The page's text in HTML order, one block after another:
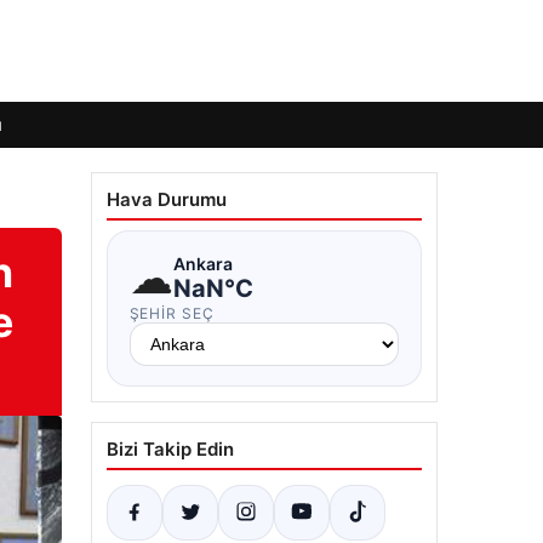
Hava Durumu
☁Ankara
NaN°C
ŞEHIR SEÇ
Bizi Takip Edin